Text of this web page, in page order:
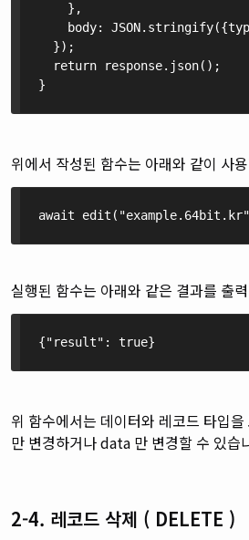
    },
body:
  });
  return response.json();
}
위에서 작성된 함수는 아래와 같이 사
await
실행된 함수는 아래와 같은 결과를 출
{"result": true}
위 함수에서는 데이터와 레코드 타입
만 변경하거나 data 만 변경할 수 있습
2-4. 레코드 삭제 ( DELETE )